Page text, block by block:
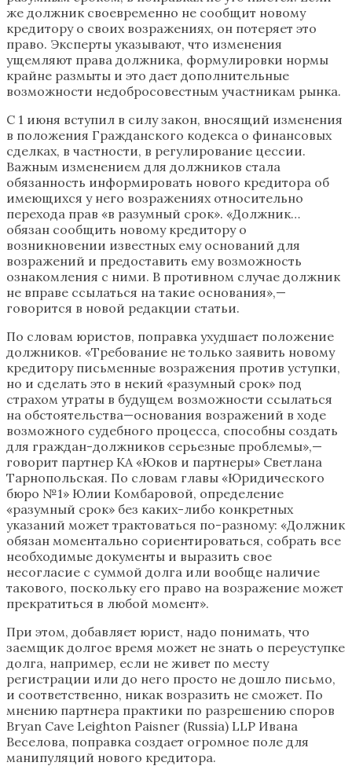
же должник своевременно не сообщит новому
кредитору о своих возражениях, он потеряет это
право. Эксперты указывают, что изменения
ущемляют права должника, формулировки нормы
крайне размыты и это дает дополнительные
возможности недобросовестным участникам рынка.
С 1 июня вступил в силу закон, вносящий изменения
в положения Гражданского кодекса о финансовых
сделках, в частности, в регулирование цессии.
Важным изменением для должников стала
обязанность информировать нового кредитора об
имеющихся у него возражениях относительно
перехода прав «в разумный срок». «Должник…
обязан сообщить новому кредитору о
возникновении известных ему оснований для
возражений и предоставить ему возможность
ознакомления с ними. В противном случае должник
не вправе ссылаться на такие основания»,—
говорится в новой редакции статьи.
По словам юристов, поправка ухудшает положение
должников. «Требование не только заявить новому
кредитору письменные возражения против уступки,
но и сделать это в некий «разумный срок» под
страхом утраты в будущем возможности ссылаться
на обстоятельства—основания возражений в ходе
возможного судебного процесса, способны создать
для граждан-должников серьезные проблемы»,—
говорит партнер КА «Юков и партнеры» Светлана
Тарнопольская. По словам главы «Юридического
бюро №1» Юлии Комбаровой, определение
«разумный срок» без каких-либо конкретных
указаний может трактоваться по-разному: «Должник
обязан моментально сориентироваться, собрать все
необходимые документы и выразить свое
несогласие с суммой долга или вообще наличие
такового, поскольку его право на возражение может
прекратиться в любой момент».
При этом, добавляет юрист, надо понимать, что
заемщик долгое время может не знать о переуступке
долга, например, если не живет по месту
регистрации или до него просто не дошло письмо,
и соответственно, никак возразить не сможет. По
мнению партнера практики по разрешению споров
Bryan Cave Leighton Paisner (Russia) LLP Ивана
Веселова, поправка создает огромное поле для
манипуляций нового кредитора.